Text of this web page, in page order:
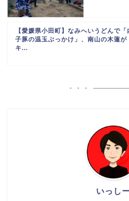
【愛媛県小田町】なみへいうどんで「
子豚の温玉ぶっかけ」、南山の木蓮が
キ...
いっし